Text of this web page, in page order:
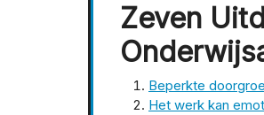
Zeven
Beperkte
Het werk kan